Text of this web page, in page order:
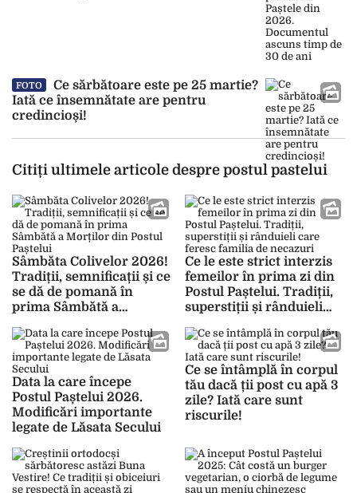
FOTO
Ce sărbătoare este pe 25 martie?
Iată ce însemnătate are pentru
credincioși!
Citiți ultimele articole despre postul pastelui
Sâmbăta Colivelor 2026!
Tradiții, semnificații și ce
se dă de pomană în
prima Sâmbătă a
Paștelui
Ce le este strict interzis
femeilor în prima zi din
Postul Paștelui. Tradiții,
superstiții și rânduieli
necazuri
Data la care începe
Postul Paștelui 2026.
Modificări importante
legate de Lăsata Secului
Ce se întâmplă în corpul
tău dacă ții post cu apă 3
zile? Iată care sunt
riscurile!